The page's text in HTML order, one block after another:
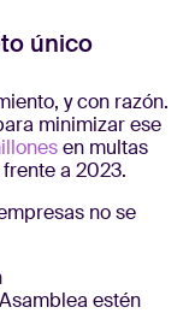
único
y con razón.
minimizar ese
en multas
frente a 2023.
no se
estén